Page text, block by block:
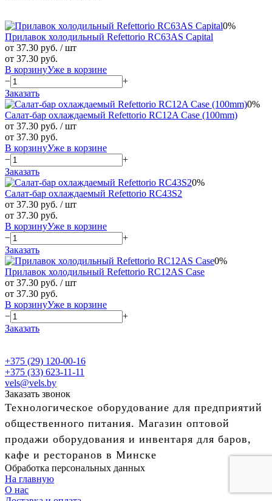
0%
Прилавок холодильный Refettorio RC63AS Capital
от 37.30 руб. / шт
от 37.30 руб.
В корзинуУже в корзине
−
+
Заказать
0%
Салат-бар охлаждаемый Refettorio RС12A Case (100mm)
от 37.30 руб. / шт
от 37.30 руб.
В корзинуУже в корзине
−
+
Заказать
0%
Салат-бар охлаждаемый Refettorio RС43S2
от 37.30 руб. / шт
от 37.30 руб.
В корзинуУже в корзине
−
+
Заказать
0%
Прилавок холодильный Refettorio RС12AS Case
от 37.30 руб. / шт
от 37.30 руб.
В корзинуУже в корзине
−
+
Заказать
+375 (29) 120-00-16
+375 (33) 623-11-11
vels@vels.by
Заказать звонок
Технологическое оборудование для предприятий
общественного питания. Магазин оптовой
продажи оборудования и инвентаря для баров,
кафе и ресторанов в Минске
Обработка персональных данных
На главную
О нас